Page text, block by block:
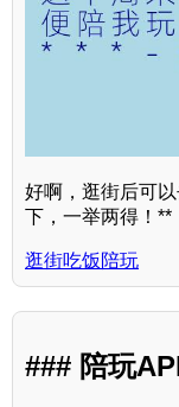
好啊，逛街后可
下，一举两得！**
逛街吃饭陪玩
### 陪玩